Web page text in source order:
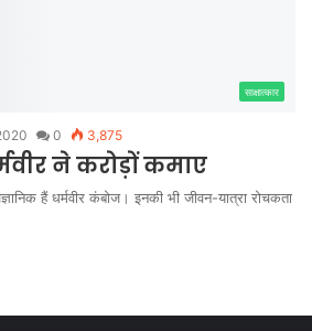
साक्षात्कार
0 3,875
ने करोड़ों कमाए
हैं धर्मवीर कंबोज। इनकी भी जीवन-यात्रा रोचकता